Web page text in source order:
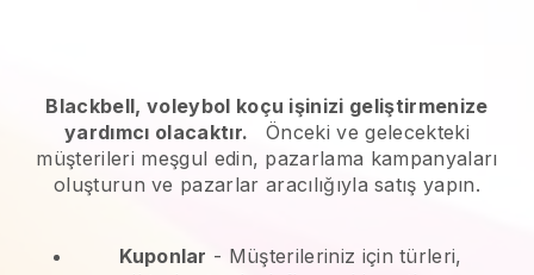
Blackbell, voleybol koçu işinizi geliştirmenize
yardımcı olacaktır.
Önceki ve gelecekteki
müşterileri meşgul edin, pazarlama kampanyaları
oluşturun ve pazarlar aracılığıyla satış yapın.
Kuponlar - Müşterileriniz için türleri,